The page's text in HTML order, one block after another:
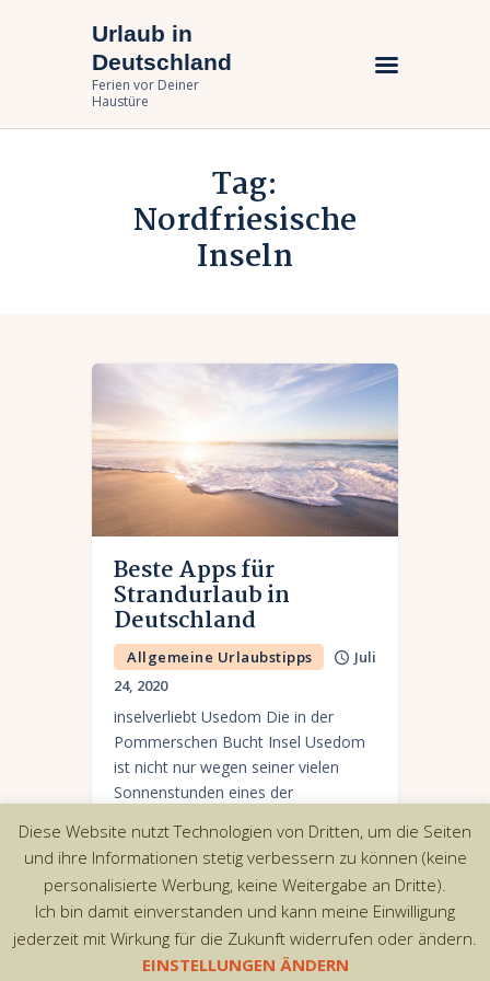
Urlaub in
Deutschland
Ferien vor Deiner
Haustüre
Tag:
Nordfriesische
Inseln
Urlaub in Deutschland
Ferien vor Deiner Haustüre
Urlaub zuhause
Bundesländer
Urlaubsarten
Beste Apps für
Strandurlaub in
Deutschland
Allgemeine Urlaubstipps
Juli
24, 2020
inselverliebt Usedom Die in der
Pommerschen Bucht Insel Usedom
ist nicht nur wegen seiner vielen
Sonnenstunden eines der
Ostsee. Die liebevoll
zusammengestellte App inselverliebt
Usedom zeigt…
Diese Website nutzt Technologien von Dritten, um die Seiten
und ihre Informationen stetig verbessern zu können (keine
personalisierte Werbung, keine Weitergabe an Dritte).
Ich bin damit einverstanden und kann meine Einwilligung
jederzeit mit Wirkung für die Zukunft widerrufen oder ändern.
EINSTELLUNGEN ÄNDERN